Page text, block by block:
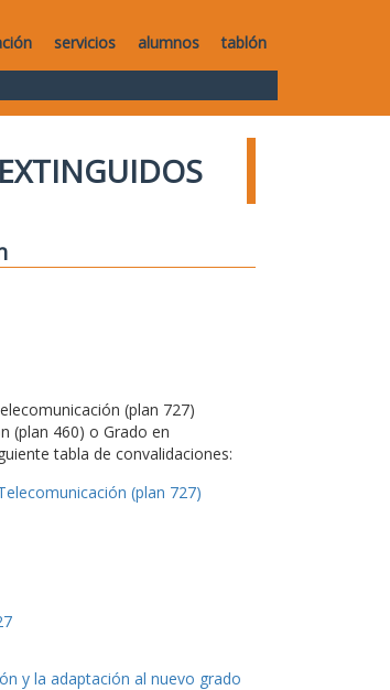
servicios alumnos tablón
(plan 727)
(plan 460) o Grado en
tabla de convalidaciones:
(plan 727)
y la adaptación al nuevo grado